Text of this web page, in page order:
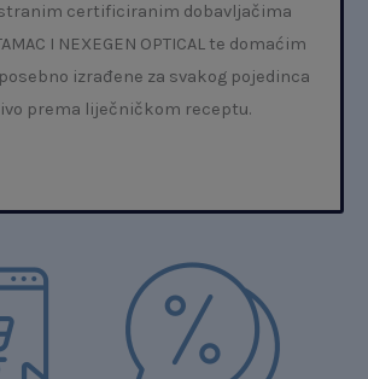
certificiranim dobavljačima
I NEXEGEN OPTICAL te domaćim
izrađene za svakog pojedinca
prema liječničkom receptu.